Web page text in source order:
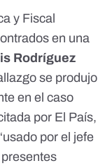
y Fiscal
en una
Rodríguez
se produjo
en el caso
por El País,
por el jefe